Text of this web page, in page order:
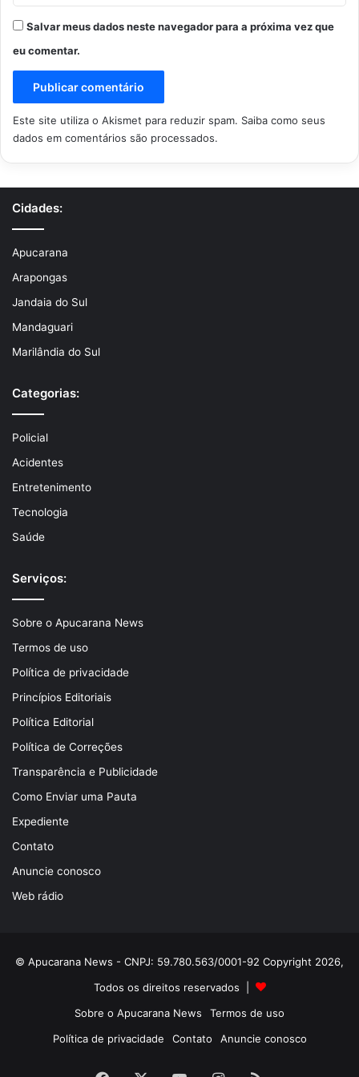
Salvar meus dados neste navegador para a próxima vez que
eu comentar.
Este site utiliza o Akismet para reduzir spam. Saiba como seus
dados em comentários são processados.
Cidades:
Apucarana
Arapongas
Jandaia do Sul
Mandaguari
Marilândia do Sul
Categorias:
Policial
Acidentes
Entretenimento
Tecnologia
Saúde
Serviços:
Sobre o Apucarana News
Termos de uso
Política de privacidade
Princípios Editoriais
Política Editorial
Política de Correções
Transparência e Publicidade
Como Enviar uma Pauta
Expediente
Contato
Anuncie conosco
Web rádio
© Apucarana News - CNPJ: 59.780.563/0001-92 Copyright 2026,
Todos os direitos reservados |
Sobre o Apucarana News
Termos de uso
Política de privacidade
Contato Anuncie conosco